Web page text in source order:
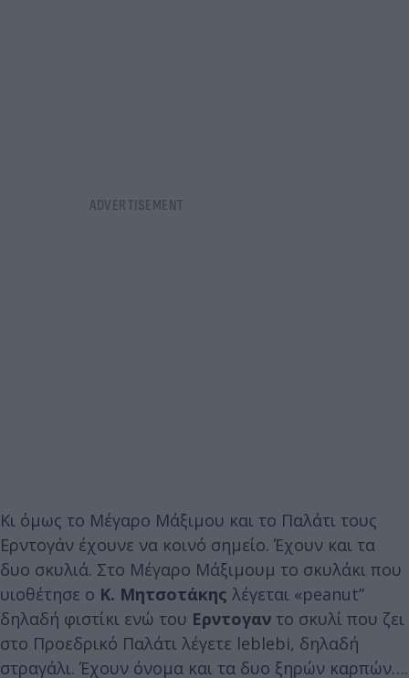
Κι όμως το Μέγαρο Μάξιμου και το Παλάτι τους
Ερντογάν έχουνε να κοινό σημείο. Έχουν και τα
δυο σκυλιά. Στο Μέγαρο Μάξιμουμ το σκυλάκι που
υιοθέτησε ο Κ. Μητσοτάκης λέγεται «peanut”
δηλαδή φιστίκι ενώ του Ερντογαν το σκυλί που ζει
στο Προεδρικό Παλάτι λέγετε leblebi, δηλαδή
στραγάλι. Έχουν όνομα και τα δυο ξηρών καρπών….